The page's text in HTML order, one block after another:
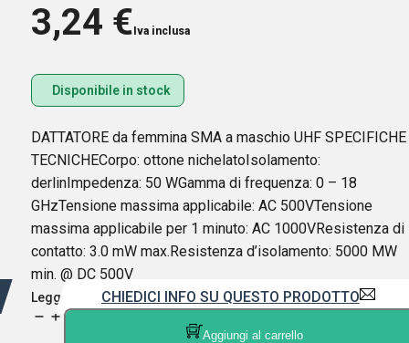
3,24 € Iva inclusa
Disponibile in stock
DATTATORE da femmina SMA a maschio UHF SPECIFICHE
TECNICHECorpo: ottone nichelatoIsolamento:
derlinImpedenza: 50 WGamma di frequenza: 0 – 18
GHzTensione massima applicabile: AC 500VTensione
massima applicabile per 1 minuto: AC 1000VResistenza di
contatto: 3.0 mW max.Resistenza d’isolamento: 5000 MW
min. @ DC 500V
Leggi di più CHIEDICI INFO SU QUESTO PRODOTTO
CONNETTORE
Aggiungi al carrello